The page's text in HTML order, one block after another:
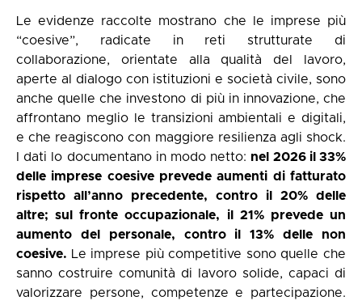
Le evidenze raccolte mostrano che le imprese più
“coesive”, radicate in reti strutturate di
collaborazione, orientate alla qualità del lavoro,
aperte al dialogo con istituzioni e società civile, sono
anche quelle che investono di più in innovazione, che
affrontano meglio le transizioni ambientali e digitali,
e che reagiscono con maggiore resilienza agli shock.
I dati lo documentano in modo netto: nel 2026 il 33%
delle imprese coesive prevede aumenti di fatturato
rispetto all’anno precedente, contro il 20% delle
altre; sul fronte occupazionale, il 21% prevede un
aumento del personale, contro il 13% delle non
coesive. Le imprese più competitive sono quelle che
sanno costruire comunità di lavoro solide, capaci di
valorizzare persone, competenze e partecipazione.